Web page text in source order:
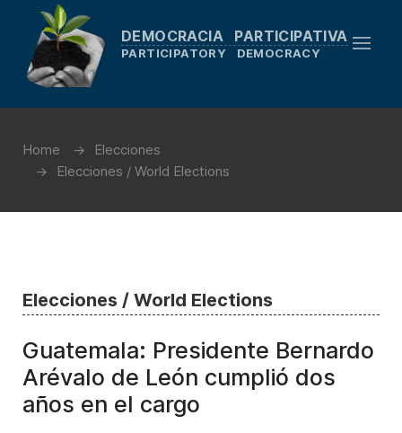
DEMOCRACIA PARTICIPATIVA
PARTICIPATORY DEMOCRACY
Home
Elecciones
Elecciones / World Elections
Elecciones / World Elections
Guatemala: Presidente Bernardo
Arévalo de León cumplió dos
años en el cargo